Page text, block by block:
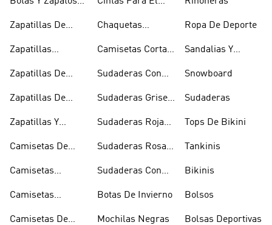
Zapatillas De
Zapatillas
Zapatillas De
Zapatillas De
Zapatillas Y
Camisetas De
Camisetas
Camisetas
Camisetas De
Chaquetas
Camisetas Cortas
Sudaderas Con
Sudaderas Grises
Sudaderas Rojas
Sudaderas Rosas
Sudaderas Con
Botas De Invierno
Mochilas Negras
Ropa De Deporte
Sandalias Y
Snowboard
Sudaderas
Tops De Bikini
Tankinis
Bikinis
Bolsos
Bolsas Deportivas